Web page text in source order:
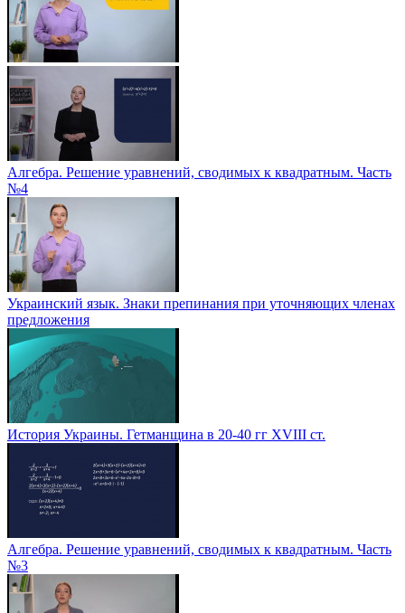
Алгебра. Решение уравнений, сводимых к квадратным. Часть
№4
Украинский язык. Знаки препинания при уточняющих членах
предложения
История Украины. Гетманщина в 20-40 гг ХVІІІ ст.
Алгебра. Решение уравнений, сводимых к квадратным. Часть
№3